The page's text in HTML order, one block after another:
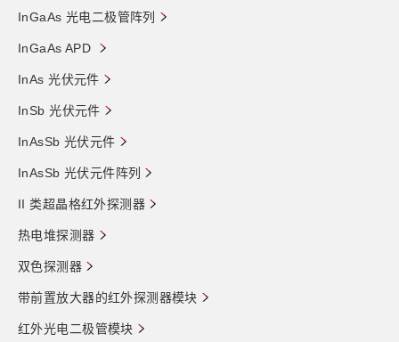
InGaAs 光电二极管阵列
InGaAs APD
InAs 光伏元件
InSb 光伏元件
InAsSb 光伏元件
InAsSb 光伏元件阵列
II 类超晶格红外探测器
热电堆探测器
双色探测器
带前置放大器的红外探测器模块
红外光电二极管模块